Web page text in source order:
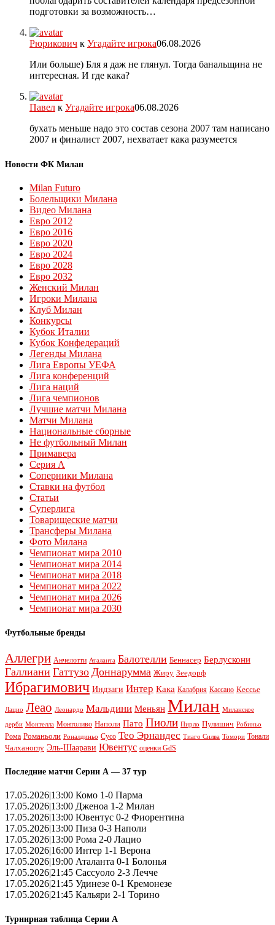
подготовки за возможность…
Рюрикович к Угадайте игрока06.08.2026
Или больше) Бля я даж не глянул. Тогда банальщина не
интересная. И где кака?
Павел к Угадайте игрока06.08.2026
бухать меньше надо это состав сезона 2007 там написано
2007 и финалист 2007, нехватает кака разумеется
Новости ФК Милан
Milan Futuro
Болельщики Милана
Видео Милана
Евро 2012
Евро 2016
Евро 2020
Евро 2024
Евро 2028
Евро 2032
Женский Милан
Игроки Милана
Клуб Милан
Конкурсы
Кубок Италии
Кубок Конфедераций
Легенды Милана
Лига Европы УЕФА
Лига конференций
Лига наций
Лига чемпионов
Лучшие матчи Милана
Матчи Милана
Национальные сборные
Не футбольный Милан
Примавера
Серия А
Соперники Милана
Ставки на футбол
Статьи
Суперлига
Товарищеские матчи
Трансферы Милана
Фото Милана
Чемпионат мира 2010
Чемпионат мира 2014
Чемпионат мира 2018
Чемпионат мира 2022
Чемпионат мира 2026
Чемпионат мира 2030
Футбольные бренды
Аллегри Анчелотти Аталанта Балотелли Беннасер Берлускони
Галлиани Гаттузо Доннарумма Жиру Зеедорф
Ибрагимович Индзаги Интер Кака Калабрия Кассано Кессье
Лацио Леао Леонардо Мальдини Меньян Милан Миланское
дерби Монтелла Монтоливо Наполи Пато Пиоли Пирло Пулишич Робиньо
Рома Романьоли Роналдиньо Сусо Тео Эрнандес Тиаго Силва Томори Тонали
Чалханоглу Эль-Шаарави Ювентус оценки GdS
Последние матчи Серии А — 37 тур
17.05.2026|13:00 Комо 1-0 Парма
17.05.2026|13:00 Дженоа 1-2 Милан
17.05.2026|13:00 Ювентус 0-2 Фиорентина
17.05.2026|13:00 Пиза 0-3 Наполи
17.05.2026|13:00 Рома 2-0 Лацио
17.05.2026|16:00 Интер 1-1 Верона
17.05.2026|19:00 Аталанта 0-1 Болонья
17.05.2026|21:45 Сассуоло 2-3 Лечче
17.05.2026|21:45 Удинезе 0-1 Кремонезе
17.05.2026|21:45 Кальяри 2-1 Торино
Турнирная таблица Серии А